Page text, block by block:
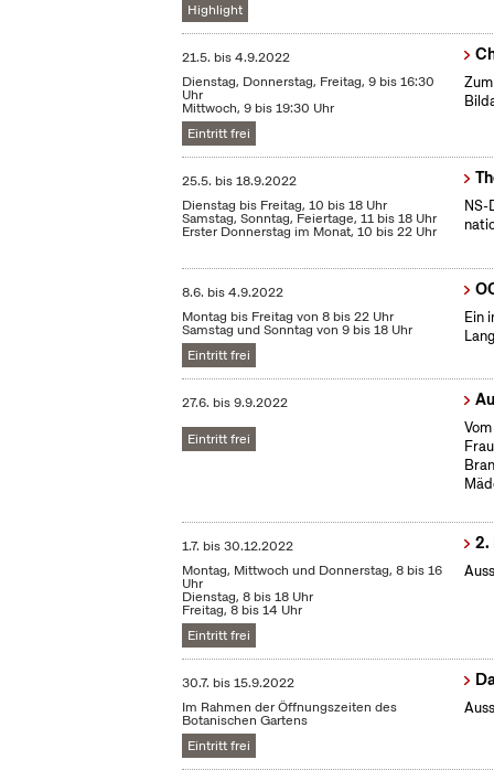
Highlight
21.5. bis4.9.2022
Dienstag, Donnerstag, Freitag, 9 bis 16:30
Uhr
Mittwoch, 9 bis 19:30 Uhr
Eintritt frei
25.5. bis18.9.2022
Dienstag bis Freitag, 10 bis 18 Uhr
Samstag, Sonntag, Feiertage, 11 bis 18 Uhr
Erster Donnerstag im Monat, 10 bis 22 Uhr
NS-
8.6. bis4.9.2022
Montag bis Freitag von 8 bis 22 Uhr
Samstag und Sonntag von 9 bis 18 Uhr
Eintritt frei
Ein
27.6. bis9.9.2022
Eintritt frei
1.7. bis30.12.2022
Montag, Mittwoch und Donnerstag, 8 bis 16
Uhr
Dienstag, 8 bis 18 Uhr
Freitag, 8 bis 14 Uhr
Eintritt frei
2.
30.7. bis15.9.2022
Im Rahmen der Öffnungszeiten des
Botanischen Gartens
Eintritt frei